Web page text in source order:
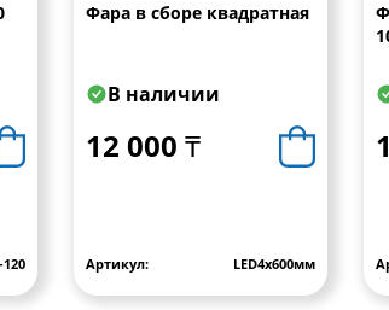
Фара в сборе квадратная
В наличии
12 000 ₸
Артикул: LED4х600мм